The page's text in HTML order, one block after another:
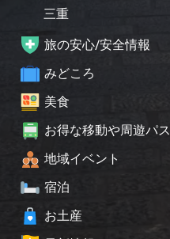
三重
旅の安心/安全情報
みどころ
美食
お得な移動や周遊パス
地域イベント
宿泊
お土産